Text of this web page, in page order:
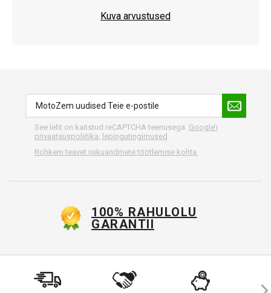
Kuva arvustused
See leht on kaitstud reCAPTCHA teenusega. Google’i
privaatsuspoliitika
lepingutingimused
Rohkem teavet isikuandmete töötlemise kohta.
100% RAHULOLU
GARANTII